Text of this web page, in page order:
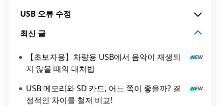
USB 오류 수정
최신 글
【초보자용】차량용 USB에서 음악이 재생되
지 않을 때의 대처법
USB 메모리와 SD 카드, 어느 쪽이 좋을까? 결
정적인 차이를 철저 비교!